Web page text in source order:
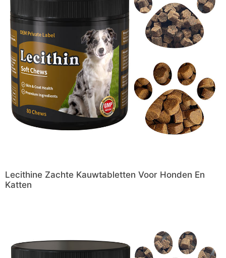
Lecithine Zachte Kauwtabletten Voor Honden En
Katten